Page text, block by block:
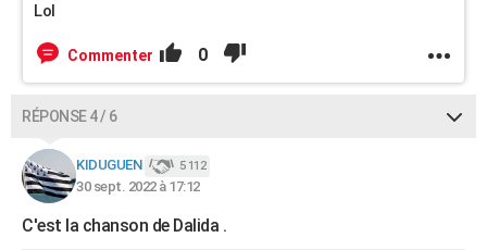
Lol
Commenter 0
RÉPONSE 4 / 6
KIDUGUEN 5 112
30 sept. 2022 à 17:12
C'est la chanson de Dalida .